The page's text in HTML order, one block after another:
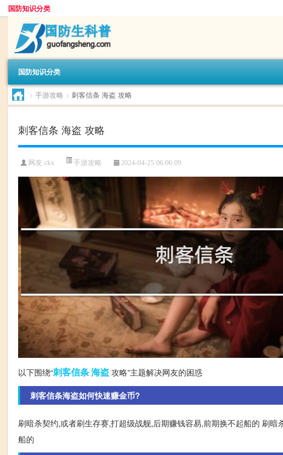
国防知识分类
国防知识分类
> 手游攻略 > 刺客信条 海盗 攻略
刺客信条 海盗 攻略
网友:ckx 手游攻略 2024-04-25 06:06:09
以下围绕“刺客信条海盗攻略”主题解决网友的困惑
刺客信条海盗如何快速赚金币?
刷暗杀契约,或者刷生存赛,打超级战舰,后期赚钱容易,前期换不起船的 刷
船的